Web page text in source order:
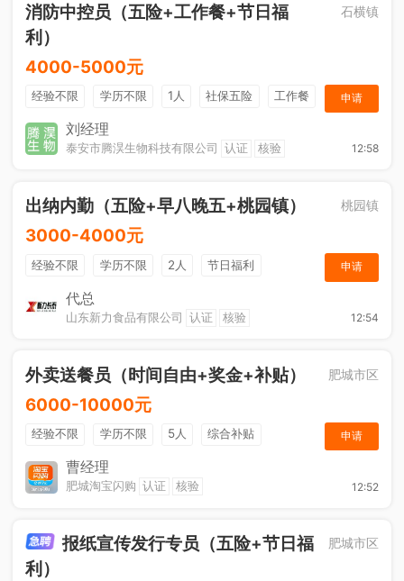
消防中控员（五险+工作餐+节日福
利）
石横镇
4000-5000元
经验不限 学历不限 1人 社保五险
工作餐
节日福利
申请
刘经理
泰安市腾淏生物科技有限公司 认证 核验 12:58
出纳内勤（五险+早八晚五+桃园镇） 桃园镇
3000-4000元
经验不限 学历不限 2人
节日福利
社保五险
工作餐
申请
代总
山东新力食品有限公司 认证 核验 12:54
外卖送餐员（时间自由+奖金+补贴） 肥城市区
6000-10000元
经验不限 学历不限 5人
综合补贴
奖励计划
加班补助
申请
曹经理
肥城淘宝闪购 认证 核验 12:52
报纸宣传发行专员（五险+节日福
利）
肥城市区